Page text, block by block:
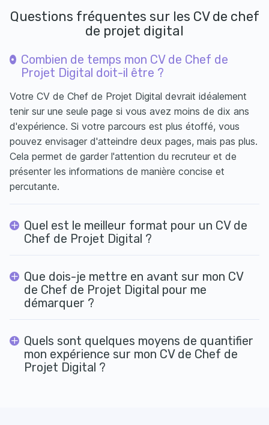
Questions fréquentes sur les CV de chef
de projet digital
Combien de temps mon CV de Chef de
Projet Digital doit-il être ?
Votre CV de Chef de Projet Digital devrait idéalement
tenir sur une seule page si vous avez moins de dix ans
d'expérience. Si votre parcours est plus étoffé, vous
pouvez envisager d'atteindre deux pages, mais pas plus.
Cela permet de garder l'attention du recruteur et de
présenter les informations de manière concise et
percutante.
Quel est le meilleur format pour un CV de
Chef de Projet Digital ?
Que dois-je mettre en avant sur mon CV
de Chef de Projet Digital pour me
démarquer ?
Quels sont quelques moyens de quantifier
mon expérience sur mon CV de Chef de
Projet Digital ?